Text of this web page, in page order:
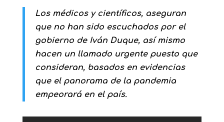
Los médicos y científicos, aseguran
que no han sido escuchados por el
gobierno de Iván Duque, así mismo
hacen un llamado urgente puesto que
consideran, basados en evidencias
que el panorama de la pandemia
empeorará en el país.